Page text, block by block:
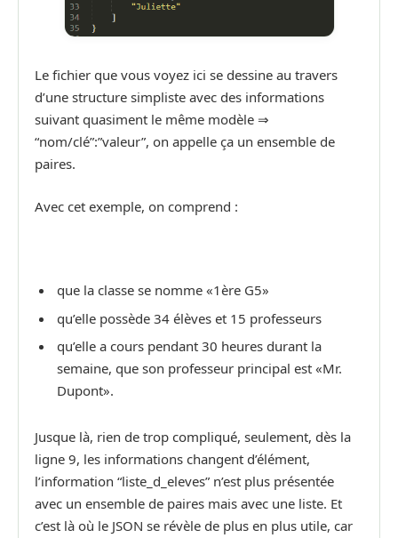
Le fichier que vous voyez ici se dessine au travers
d’une structure simpliste avec des informations
suivant quasiment le même modèle ⇒
“nom/clé”:”valeur”, on appelle ça un ensemble de
paires.
Avec cet exemple, on comprend :
que la classe se nomme «1ère G5»
qu’elle possède 34 élèves et 15 professeurs
qu’elle a cours pendant 30 heures durant la
semaine, que son professeur principal est «Mr.
Dupont».
Jusque là, rien de trop compliqué, seulement, dès la
ligne 9, les informations changent d’élément,
l’information “liste_d_eleves” n’est plus présentée
avec un ensemble de paires mais avec une liste. Et
c’est là où le JSON se révèle de plus en plus utile, car